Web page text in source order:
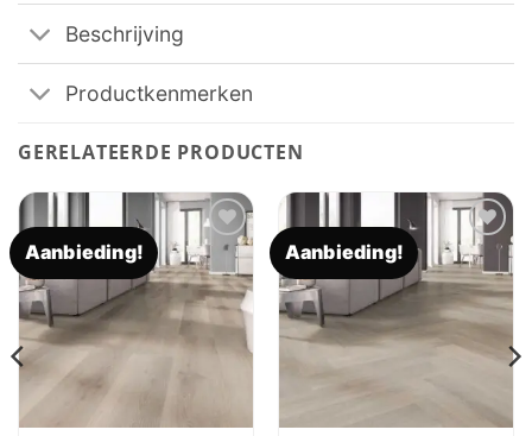
Beschrijving
Productkenmerken
GERELATEERDE PRODUCTEN
Aanbieding!
Toevoegen
aan
verlanglijst
Aanbieding!
Toevoegen
aan
verlanglijst